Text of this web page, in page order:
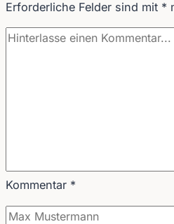
Erforderliche Felder sind mit *
Kommentar *